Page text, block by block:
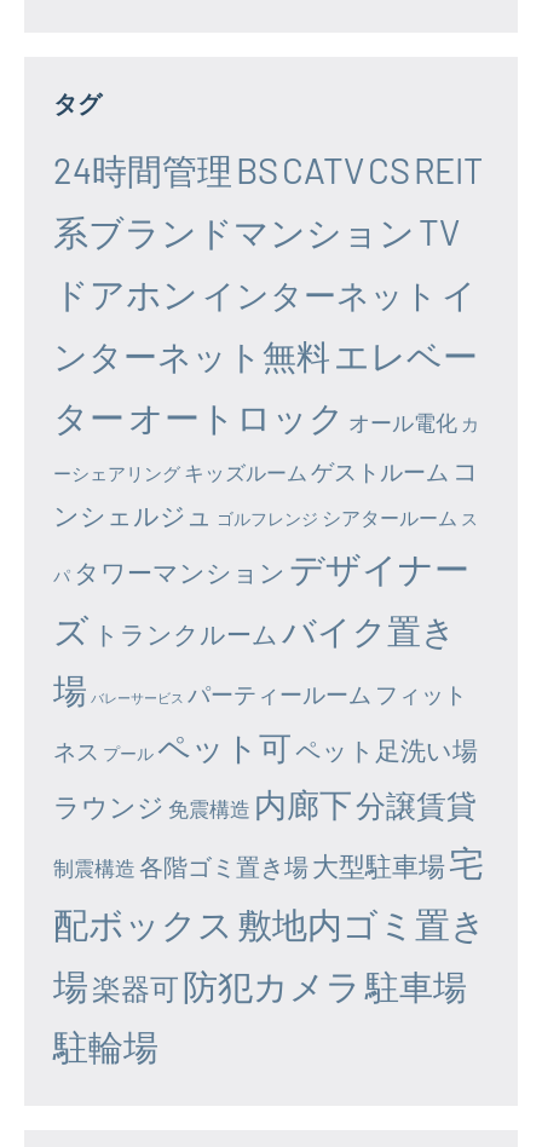
タグ
24時間管理 BSCATVCSREIT
系ブランドマンション TV
ドアホン インターネット イ
ンターネット無料エレベー
ター オートロック オール電化 カ
ーシェアリング キッズルーム ゲストルーム コ
ンシェルジュ
ゴルフレンジ シアタールーム ス
パ タワーマンション デザイナー
ズ トランクルーム バイク置き
場 バレーサービス パーティールーム フィット
ネス プール ペット可ペット足洗い場
ラウンジ 免震構造 内廊下分譲賃貸
制震構造 各階ゴミ置き場大型駐車場宅
配ボックス 敷地内ゴミ置き
場楽器可防犯カメラ 駐車場
駐輪場